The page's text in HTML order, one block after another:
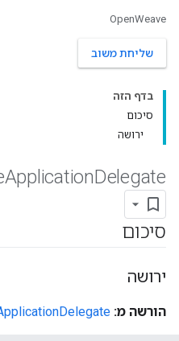
OpenWeave
שליחת משוב
בדף הזה
סיכום
ירושה
ApplicationDelegate
סיכום
ירושה
הורשה מ: